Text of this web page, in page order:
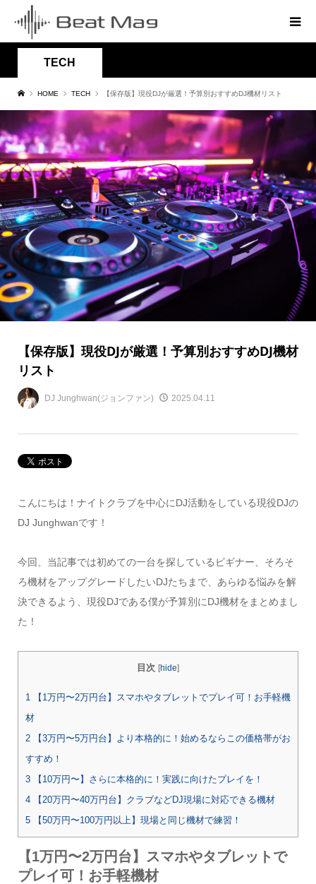
TECH
HOME TECH 【保存版】現役DJが厳選！予算別おすすめDJ機材リスト
【保存版】現役DJが厳選！予算別おすすめDJ機材
リスト
DJ Junghwan(ジョンファン) 2025.04.11
こんにちは！ナイトクラブを中心にDJ活動をしている現役DJの
DJ Junghwanです！
今回、当記事では初めての一台を探しているビギナー、そろそ
ろ機材をアップグレードしたいDJたちまで、あらゆる悩みを解
決できるよう、現役DJである僕が予算別にDJ機材をまとめまし
た！
目次 [hide]
1
【1万円〜2万円台】スマホやタブレットでプレイ可！お手軽機
材
2【3万円〜5万円台】より本格的に！始めるならこの価格帯がお
すすめ！
3【10万円〜】さらに本格的に！実践に向けたプレイを！
4【20万円〜40万円台】クラブなどDJ現場に対応できる機材
5【50万円〜100万円以上】現場と同じ機材で練習！
【1万円〜2万円台】スマホやタブレットで
プレイ可！お手軽機材